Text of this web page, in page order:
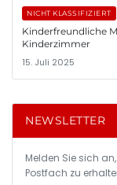
NICHT KLASSIFIZIERT
Kinderfreundliche
Kinderzimmer
15. Juli 2025
NEWSLETTER
Melden Sie sich
Postfach zu